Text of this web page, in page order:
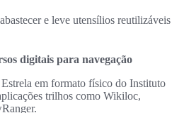
e leve utensílios reutilizáveis
digitais para navegação
em formato físico do Instituto
trilhos como Wikiloc,